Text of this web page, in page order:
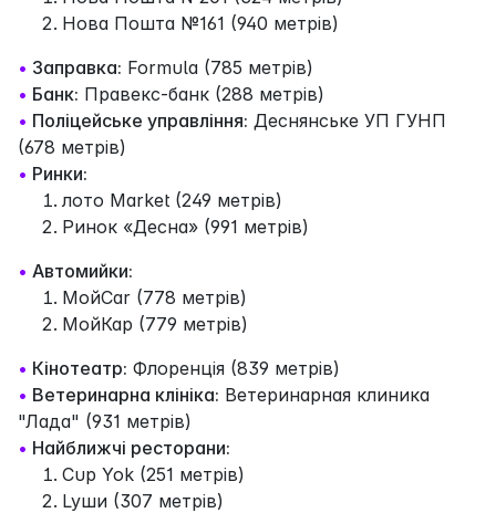
Нова Пошта №161 (940 метрів)
• Заправка: Formula (785 метрів)
• Банк: Правекс-банк (288 метрів)
• Поліцейське управління: Деснянське УП ГУНП
(678 метрів)
• Ринки:
лото Market (249 метрів)
Ринок «Десна» (991 метрів)
• Автомийки:
МойCar (778 метрів)
МойКар (779 метрів)
• Кінотеатр: Флоренція (839 метрів)
• Ветеринарна клініка: Ветеринарная клиника
"Лада" (931 метрів)
• Найближчі ресторани:
Cup Yok (251 метрів)
Lyши (307 метрів)